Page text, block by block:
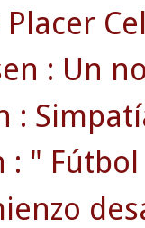
: Un
:
: "